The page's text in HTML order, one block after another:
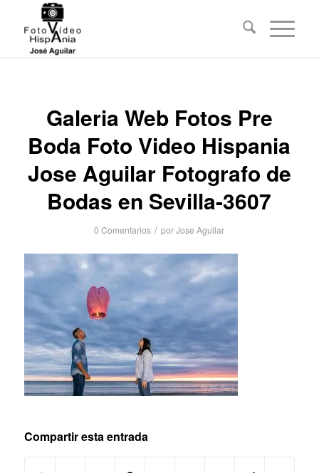
Galeria Web Fotos Pre
Boda Foto Video Hispania
Jose Aguilar Fotografo de
Bodas en Sevilla-3607
0 Comentarios / porJose Aguilar
Compartir esta entrada